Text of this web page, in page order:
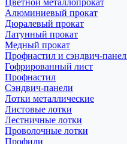
Цветной металлопрокат
Алюминиевый прокат
Дюралевый прокат
Латунный прокат
Медный прокат
Профнастил и сэндвич-
Гофрированный лист
Профнастил
Сэндвич-панели
Лотки металлические
Листовые лотки
Лестничные лотки
Проволочные лотки
Профили